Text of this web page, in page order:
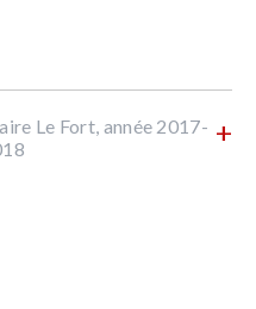
Le Fort, année 2017- +